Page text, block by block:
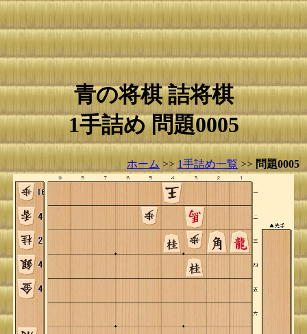
青の将棋 詰将棋
1手詰め 問題0005
ホーム >> 1手詰め一覧 >> 問題0005